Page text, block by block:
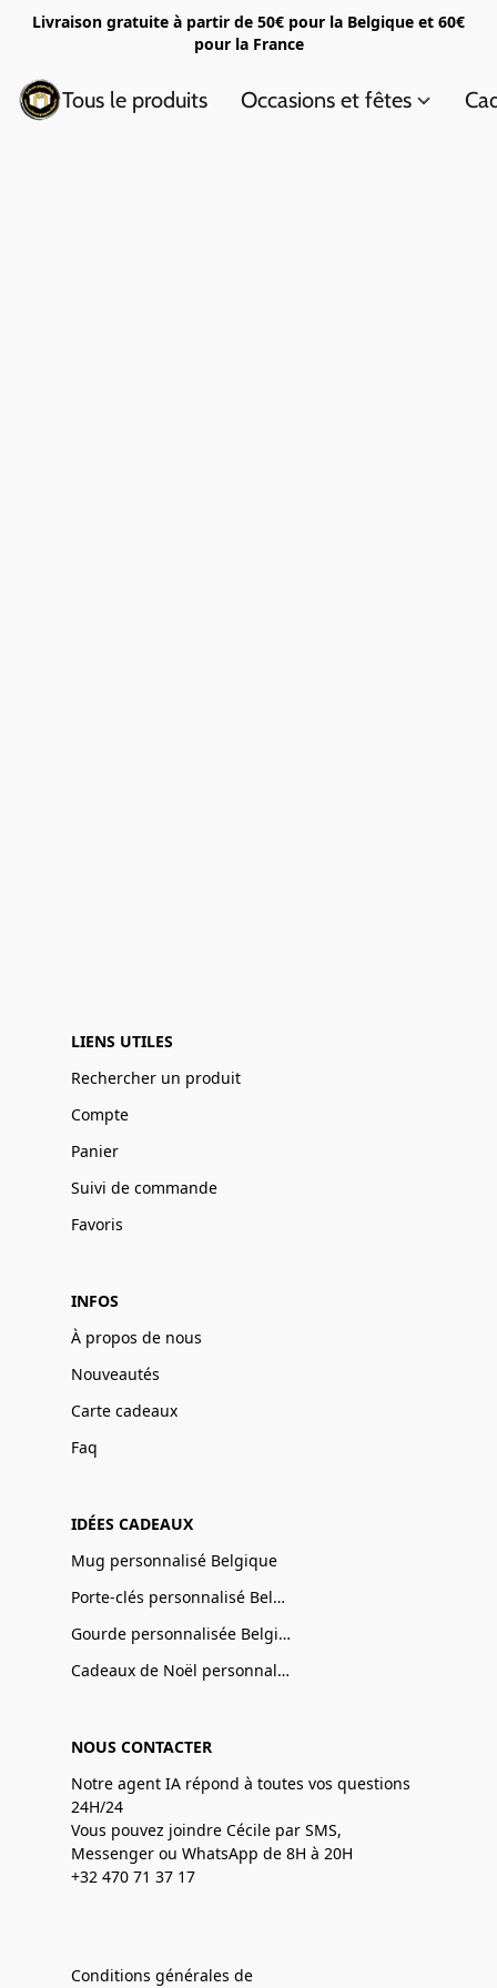
Livraison gratuite à partir de 50€ pour la Belgique et 60€
pour la France
Tous le produits Occasions et fêtes
LIENS UTILES
Rechercher un produit
Compte
Panier
Suivi de commande
Favoris
INFOS
À propos de nous
Nouveautés
Carte cadeaux
Faq
IDÉES CADEAUX
Mug personnalisé Belgique
Porte-clés personnalisé Belgique
Gourde personnalisée Belgique
Cadeaux de Noël personnalisé Belgique
NOUS CONTACTER
Notre agent IA répond à toutes vos questions
24H/24
Vous pouvez joindre Cécile par SMS,
Messenger ou WhatsApp de 8H à 20H
+32 470 71 37 17
Conditions générales de